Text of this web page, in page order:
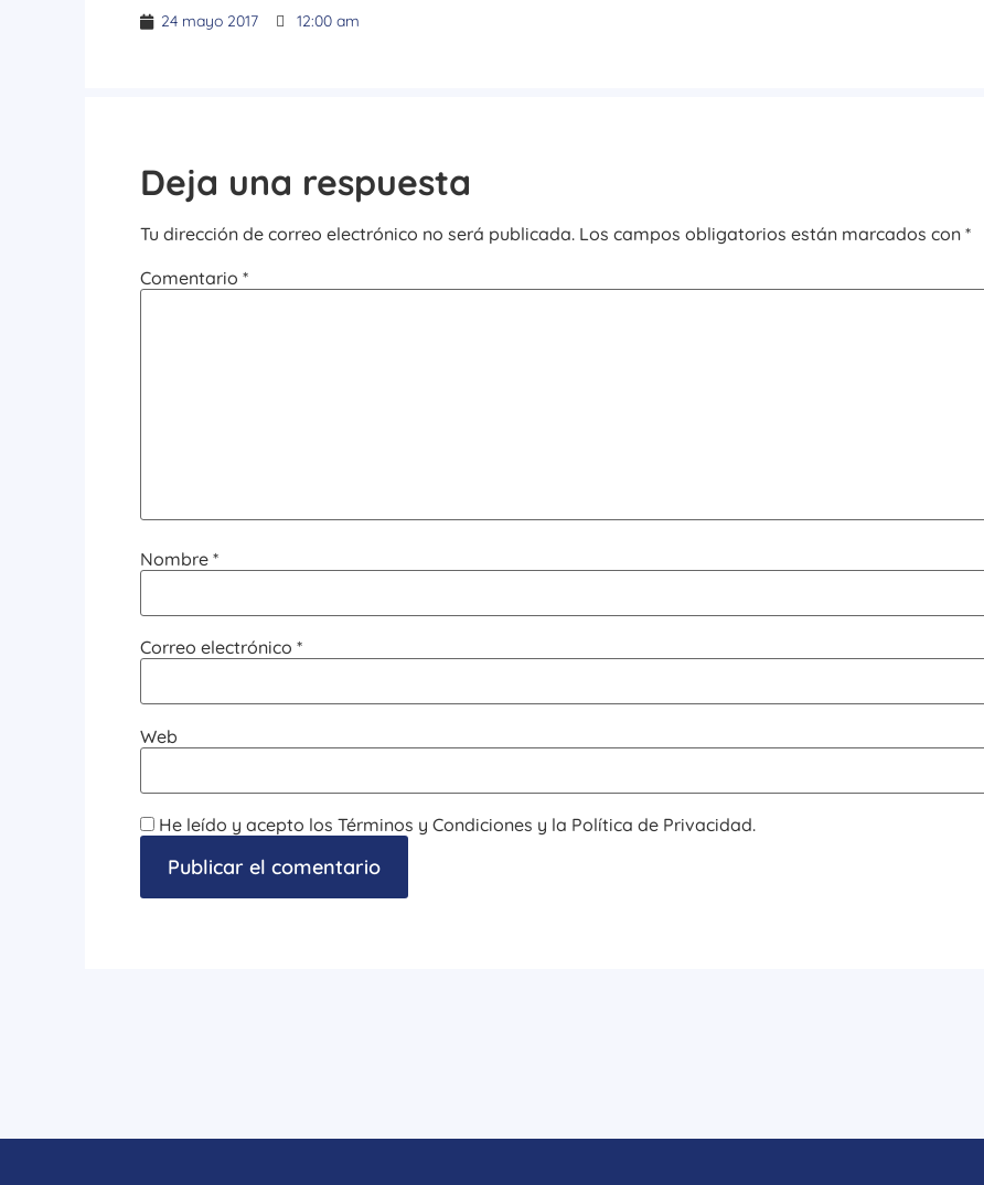
24 mayo 2017 12:00 am
Deja una respuesta
Tu dirección de correo electrónico no será publicada. Los campos obligatorios están marcados con*
Comentario*
Nombre*
Correo electrónico*
Web
He leído y acepto los Términos y Condiciones y la Política de Privacidad.